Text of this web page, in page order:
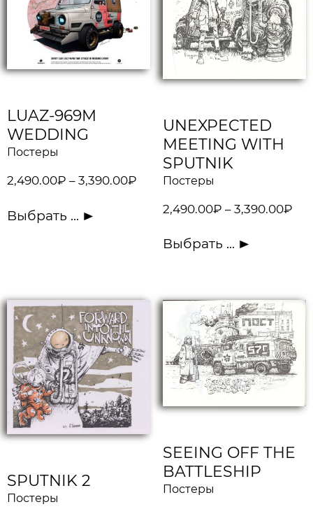
LUAZ-969M
WEDDING
Постеры
2,490.00₽ – 3,390.00₽
Выбрать ...
UNEXPECTED
MEETING WITH
SPUTNIK
Постеры
2,490.00₽ – 3,390.00₽
Выбрать ...
SPUTNIK 2
Постеры
SEEING OFF THE
BATTLESHIP
Постеры